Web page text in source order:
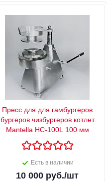
Пресс для для гамбургеров
бургеров чизбургеров котлет
Mantella HC-100L 100 мм
Есть в наличии
10 000 руб./шт